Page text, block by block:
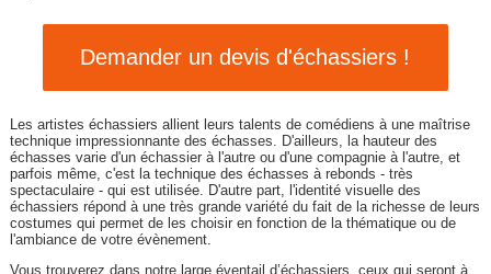
Demander un devis d'échassiers !
Les artistes échassiers allient leurs talents de comédiens à une maîtrise
technique impressionnante des échasses. D'ailleurs, la hauteur des
échasses varie d'un échassier à l'autre ou d'une compagnie à l'autre, et
parfois même, c'est la technique des échasses à rebonds - très
spectaculaire - qui est utilisée. D'autre part, l'identité visuelle des
échassiers répond à une très grande variété du fait de la richesse de leurs
costumes qui permet de les choisir en fonction de la thématique ou de
l'ambiance de votre évènement.
Vous trouverez dans notre large éventail d’échassiers, ceux qui seront à